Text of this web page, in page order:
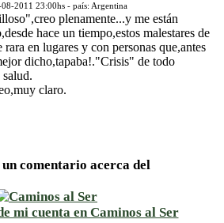
2011 23:00hs - país: Argentina
plenamente...y me están
hace un tiempo,estos malestares de
rara en lugares y con personas que,antes
dicho,tapaba!."Crisis" de todo
claro.
comentario acerca del
mi cuenta en Caminos al Ser